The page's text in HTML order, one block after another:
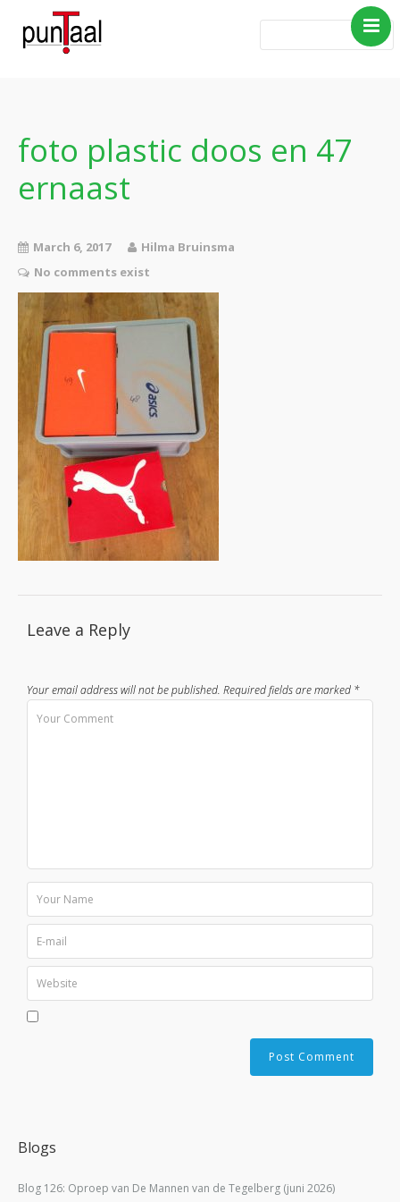
Boeken
Verhalen
Contact
foto plastic doos en 47
ernaast
March 6, 2017
Hilma Bruinsma
No comments exist
Leave a Reply
Your email address will not be published. Required fields are marked *
Blogs
Blog 126: Oproep van De Mannen van de Tegelberg (juni 2026)